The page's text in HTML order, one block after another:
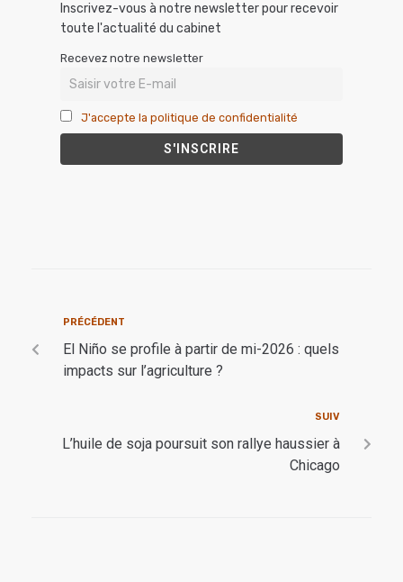
Inscrivez-vous à notre newsletter pour recevoir
toute l'actualité du cabinet
Recevez notre newsletter
J'accepte la politique de confidentialité
PRÉCÉDENT
El Niño se profile à partir de mi-2026 : quels
impacts sur l’agriculture ?
SUIV
L’huile de soja poursuit son rallye haussier à
Chicago